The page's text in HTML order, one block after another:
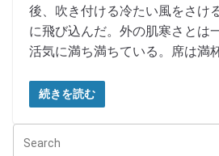
後、吹き付ける冷たい風をさけ
に飛び込んだ。外の肌寒さとは
活気に満ち満ちている。席は満
続きを読む